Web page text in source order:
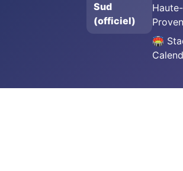
Sud
(officiel)
Haute-
🏟️